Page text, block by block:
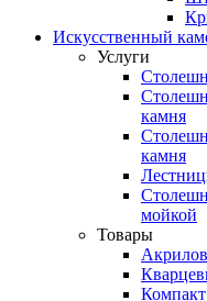
Искусственный
Услуги
камня
камня
мойкой
Товары